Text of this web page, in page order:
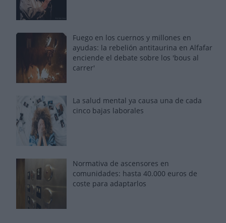
Fuego en los cuernos y millones en
ayudas: la rebelión antitaurina en Alfafar
enciende el debate sobre los 'bous al
carrer'
La salud mental ya causa una de cada
cinco bajas laborales
Normativa de ascensores en
comunidades: hasta 40.000 euros de
coste para adaptarlos